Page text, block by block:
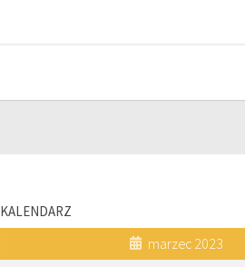
KALENDARZ
marzec 2023